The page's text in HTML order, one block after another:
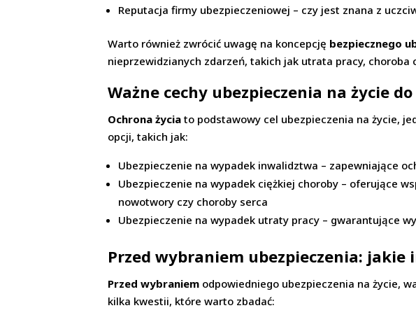
Reputacja firmy ubezpieczeniowej – czy jest znana z
Warto również zwrócić uwagę na koncepcję bezpiecznego
nieprzewidzianych zdarzeń, takich jak utrata pracy, choroba
Ważne cechy ubezpieczenia na życie
Ochrona życia to podstawowy cel ubezpieczenia na życie,
opcji, takich jak:
Ubezpieczenie na wypadek inwalidztwa – zapewniające
Ubezpieczenie na wypadek ciężkiej choroby – oferujące
nowotwory czy choroby serca
Ubezpieczenie na wypadek utraty pracy – gwarantujące
Przed wybraniem ubezpieczenia: jakie
Przed wybraniem odpowiedniego ubezpieczenia na życie,
kilka kwestii, które warto zbadać: